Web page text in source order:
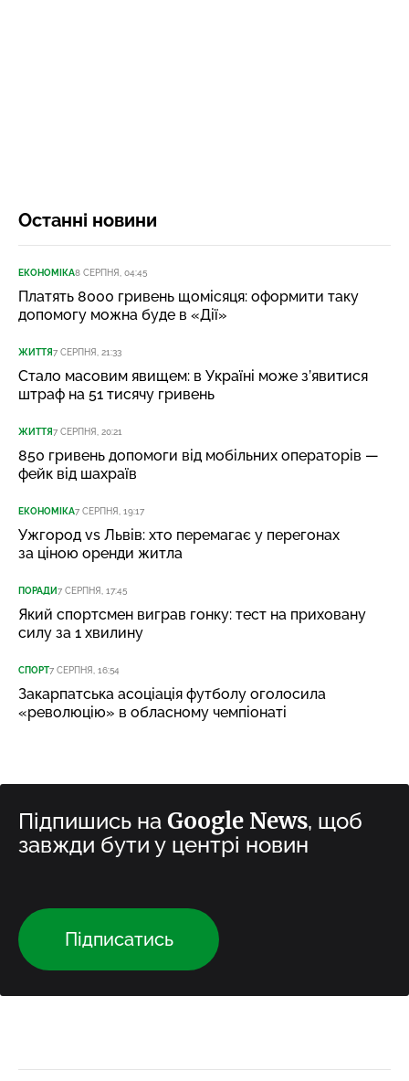
Останні новини
ЕКОНОМІКА8 СЕРПНЯ, 04:45
Платять 8000 гривень щомісяця: оформити таку
допомогу можна буде в «Дії»
ЖИТТЯ7 СЕРПНЯ, 21:33
Стало масовим явищем: в Україні може з’явитися
штраф на 51 тисячу гривень
ЖИТТЯ7 СЕРПНЯ, 20:21
850 гривень допомоги від мобільних операторів —
фейк від шахраїв
ЕКОНОМІКА7 СЕРПНЯ, 19:17
Ужгород vs Львів: хто перемагає у перегонах
за ціною оренди житла
ПОРАДИ7 СЕРПНЯ, 17:45
Який спортсмен виграв гонку: тест на приховану
силу за 1 хвилину
СПОРТ7 СЕРПНЯ, 16:54
Закарпатська асоціація футболу оголосила
«революцію» в обласному чемпіонаті
Підпишись на Google News, щоб
завжди бути у центрі новин
Підписатись